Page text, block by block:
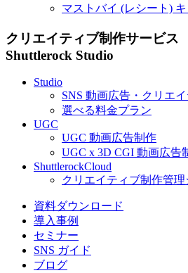
マストバイ (レシート)
クリエイティブ制作サービス
Shuttlerock Studio
Studio
SNS 動画広告・クリエ
選べる料金プラン
UGC
UGC 動画広告制作
UGC x 3D CGI 動画広告
ShuttlerockCloud
クリエイティブ制作管理
資料ダウンロード
導入事例
セミナー
SNS ガイド
ブログ